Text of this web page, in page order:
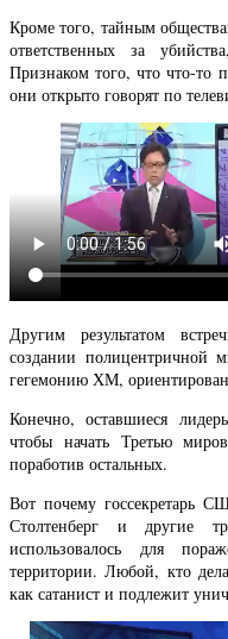
Кроме того, тайным
ответственных за
Признаком того, что что-то
они открыто говорят по
Другим результатом
создании полицентричной
гегемонию ХМ,
Конечно, оставшиеся
чтобы начать Третью
поработив остальных.
Вот почему госсекретарь
Столтенберг и другие
использовалось для
территории. Любой, кто
как сатанист и подлежит